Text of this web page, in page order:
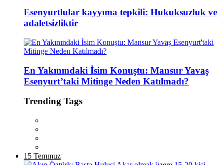
Esenyurtlular kayyıma tepkili: Hukuksuzluk ve
adaletsizliktir
En Yakınındaki İsim Konuştu: Mansur Yavaş
Esenyurt’taki Mitinge Neden Katılmadı?
Trending Tags
15 Temmuz